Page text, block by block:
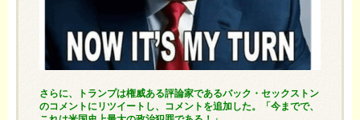
さらに、トランプは権威ある評論家であるバック・セックストン
のコメントにリツイートし、コメントを追加した。「今までで、